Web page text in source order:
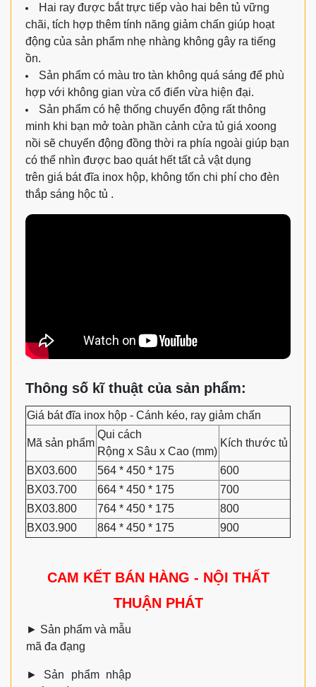
Hai ray được bắt trực tiếp vào hai bên tủ vững
chãi, tích hợp thêm tính năng giảm chấn giúp hoạt
động của sản phẩm nhẹ nhàng không gây ra tiếng
ồn.
Sản phẩm có màu tro tàn không quá sáng để phù
hợp với không gian vừa cổ điển vừa hiện đại.
Sản phẩm có hệ thống chuyển động rất thông
minh khi bạn mở toàn phần cảnh cửa tủ giá xoong
nồi sẽ chuyển động đồng thời ra phía ngoài giúp bạn
có thể nhìn được bao quát hết tất cả vật dụng
trên giá bát đĩa inox hộp, không tốn chi phí cho đèn
thắp sáng hộc tủ .
Thông số kĩ thuật của sản phẩm:
Giá bát đĩa inox hộp - Cánh kéo, ray giảm chấn
Mã sản phẩm
Qui cách
Rộng x Sâu x Cao (mm)
Kích thước tủ
BX03.600 564 * 450 * 175
600
BX03.700
664 * 450 * 175
700
BX03.800
764 * 450 * 175
800
BX03.900
864 * 450 * 175 900
CAM KẾT BÁN HÀNG - NỘI THẤT
THUẬN PHÁT
► Sản phẩm và mẫu
mã đa đạng
► Sản phẩm nhập